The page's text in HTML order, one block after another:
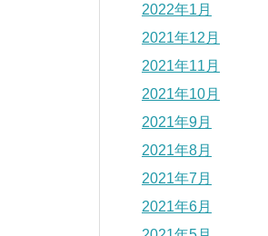
2022年1月
2021年12月
2021年11月
2021年10月
2021年9月
2021年8月
2021年7月
2021年6月